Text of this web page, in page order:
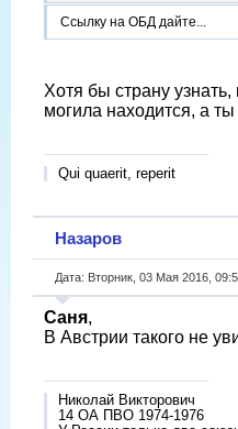
Ссылку на ОБД дайте...
Хотя бы страну узнать,
могила находится, а
Qui quaerit, reperit
Назаров
Дата: Вторник, 03 Мая 2016,
Саня,
В Австрии такого не
Николай Викторович
14 ОА ПВО 1974-1976